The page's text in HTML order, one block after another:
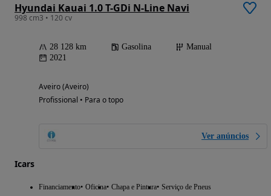
Hyundai Kauai 1.0 T-GDi N-Line Navi
998 cm3 • 120 cv
28 128 km Gasolina
Manual
2021
Aveiro (Aveiro)
Profissional • Para o topo
Ver anúncios
Icars
Financiamento Oficina Chapa e Pintura Serviço de Pneus